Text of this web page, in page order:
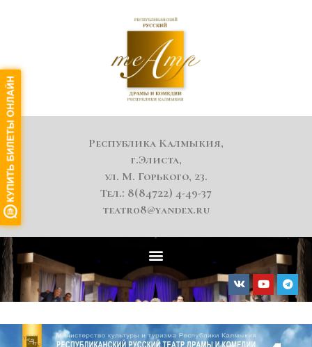
Республика Калмыкия,
г.Элиста,
ул. М. Горького, 23.
Тел.: 8(84722) 4-49-37
teatr08@yandex.ru